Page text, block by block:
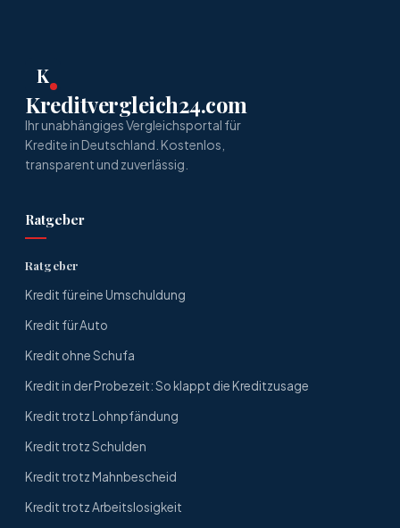
K
Kreditvergleich24.com
Ihr unabhängiges Vergleichsportal für
Kredite in Deutschland. Kostenlos,
transparent und zuverlässig.
Ratgeber
Ratgeber
Kredit für eine Umschuldung
Kredit für Auto
Kredit ohne Schufa
Kredit in der Probezeit: So klappt die Kreditzusage
Kredit trotz Lohnpfändung
Kredit trotz Schulden
Kredit trotz Mahnbescheid
Kredit trotz Arbeitslosigkeit